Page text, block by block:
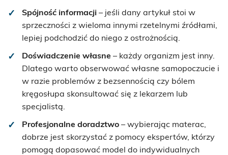
Spójność informacji – jeśli dany artykuł stoi w
sprzeczności z wieloma innymi rzetelnymi źródłami,
lepiej podchodzić do niego z ostrożnością.
Doświadczenie własne – każdy organizm jest inny.
Dlatego warto obserwować własne samopoczucie i
w razie problemów z bezsennością czy bólem
kręgosłupa skonsultować się z lekarzem lub
specjalistą.
Profesjonalne doradztwo – wybierając materac,
dobrze jest skorzystać z pomocy ekspertów, którzy
pomogą dopasować model do indywidualnych